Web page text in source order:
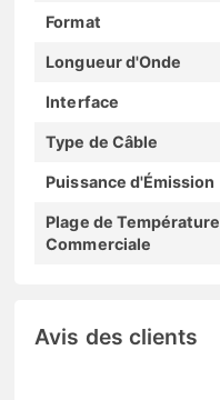
Format
Longueur d'Onde
Interface
Type de Câble
Puissance d'Émission
Plage de Température
Commerciale
Avis des clients